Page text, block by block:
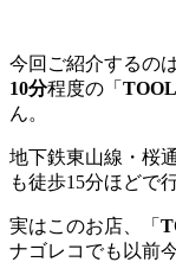
今回ご紹介するのは
10分程度の「
ん。
地下鉄東山線・桜
も徒歩15分ほどで
実はこのお店、「
ナゴレコでも以前